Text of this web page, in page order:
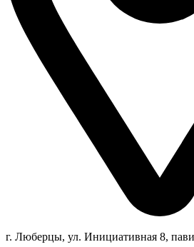
г. Люберцы, ул. Инициативная 8,